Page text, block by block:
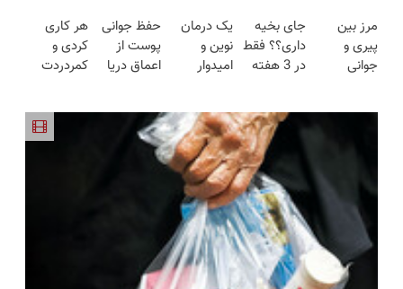
تخفیف)
محوش کن!
میکنه
جوون شدی
هفته!!😍
ساخت!!!
مرز بین
پیری و
جوانی
جای بخیه
داری؟؟ فقط
در 3 هفته
یک درمان
نوین و
امیدوار
بوتاکس
پوست را
جوان می
کند
حفظ جوانی
پوست از
اعماق دریا
هر کاری
کردی و
کمردردت
پرسشنامه و
دریافت راه